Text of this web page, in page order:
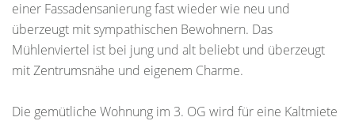
einer Fassadensanierung fast wieder wie neu und
überzeugt mit sympathischen Bewohnern. Das
Mühlenviertel ist bei jung und alt beliebt und überzeugt
mit Zentrumsnähe und eigenem Charme.
Die gemütliche Wohnung im 3. OG wird für eine Kaltmiete